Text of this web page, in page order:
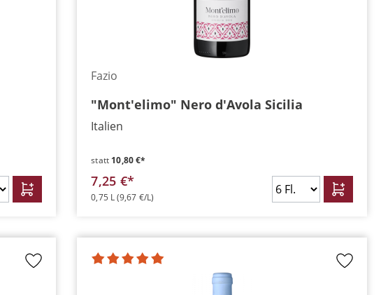
Fazio
"Mont'elimo" Nero d'Avola Sicilia
Italien
statt 10,80 €*
7,25 €*
0,75 L(9,67 €/L)